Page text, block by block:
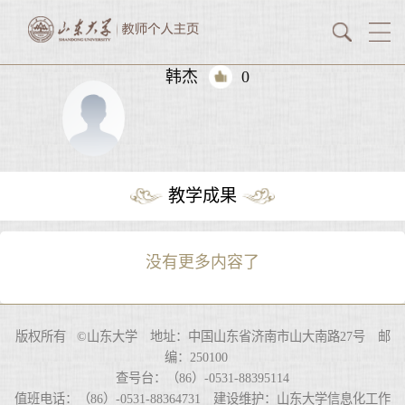
韩杰 0
教学成果
没有更多内容了
版权所有 ©山东大学 地址：中国山东省济南市山大南路27号 邮
编：250100
查号台：（86）-0531-88395114
值班电话：（86）-0531-88364731 建设维护：山东大学信息化工作